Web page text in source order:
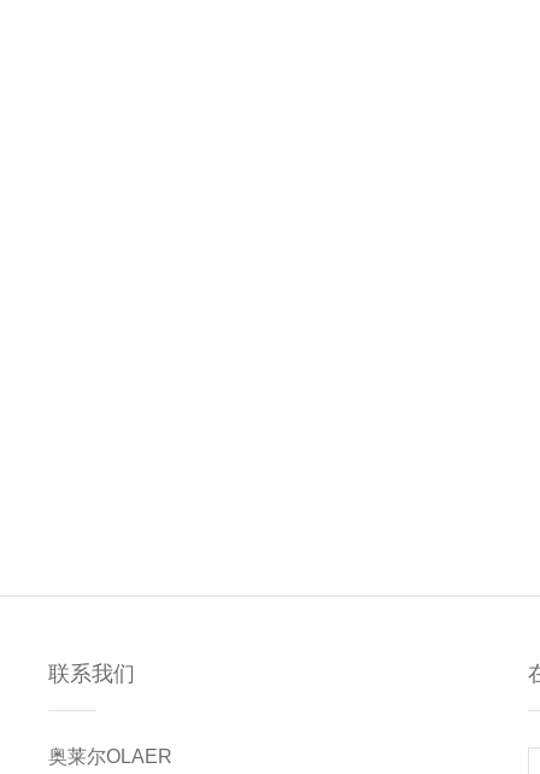
联系我们
奥莱尔OLAER